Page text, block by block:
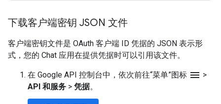
下载客户端密钥 JSON 文件
客户端密钥文件是 OAuth 客户端 ID 凭据的 JSON 表示形
式，您的 Chat 应用在提供凭据时可以引用该文件。
在 Google API 控制台中，依次前往“菜单”图标 menu >
API 和服务 > 凭据。